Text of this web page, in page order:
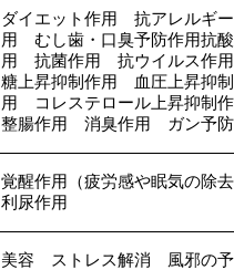
ダイエット作用 抗アレルギ
用 むし歯・口臭予防作用抗
用 抗菌作用 抗ウイルス作
糖上昇抑制作用 血圧上昇抑
用 コレステロール上昇抑制
整腸作用 消臭作用 ガン予
覚醒作用（疲労感や眠気の
利尿作用
美容 ストレス解消 風邪の